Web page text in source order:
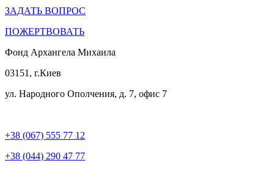
ЗАДАТЬ ВОПРОС
ПОЖЕРТВОВАТЬ
Фонд Архангела Михаила
03151, г.Киев
ул. Народного Ополчения, д. 7, офис 7
+38 (067) 555 77 12
+38 (044) 290 47 77